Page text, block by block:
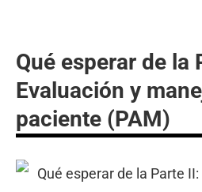
Qué esperar de la
Evaluación y
paciente (PAM)